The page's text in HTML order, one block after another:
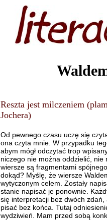
Reszta jest milczeniem
Jochera)
Od pewnego czasu uczę się
ona czyta mnie. W przypadku
abym mógł odczytać trop
niczego nie można oddzielić,
wiersze są fragmentami
dokąd? Myślę, że wiersze
wytyczonym celem. Zostały
stanie napisać je ponownie.
się interpretacji bez dwóch zdań,
pisać bez końca. Tutaj
wydziwień. Mam przed sobą